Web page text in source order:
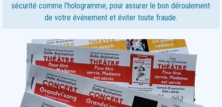
sécurité comme l'hologramme, pour assurer le bon déroulement
de votre événement et éviter toute fraude.